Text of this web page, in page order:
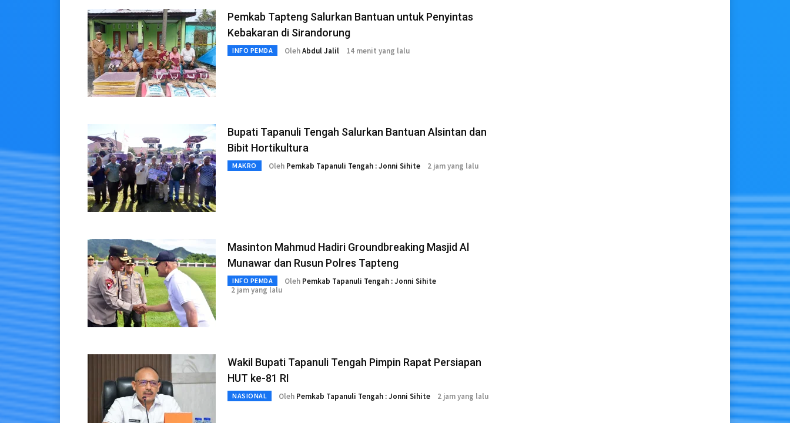
Pemkab Tapteng Salurkan Bantuan untuk Penyintas
Kebakaran di Sirandorung
INFO PEMDA OlehAbdul Jalil 14 menit yang lalu
Bupati Tapanuli Tengah Salurkan Bantuan Alsintan dan
Bibit Hortikultura
MAKRO Oleh Pemkab Tapanuli Tengah : Jonni Sihite 2 jam yang lalu
Masinton Mahmud Hadiri Groundbreaking Masjid Al
Munawar dan Rusun Polres Tapteng
INFO PEMDA Oleh Pemkab Tapanuli Tengah : Jonni Sihite
2 jam yang lalu
Wakil Bupati Tapanuli Tengah Pimpin Rapat Persiapan
HUT ke-81 RI
NASIONAL Oleh Pemkab Tapanuli Tengah : Jonni Sihite 2 jam yang lalu